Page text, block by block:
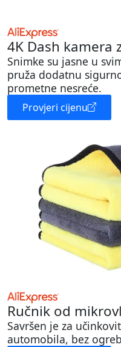
4K Dash kamera
Snimke su jasne u
pruža dodatnu
prometne nesreće.
Provjeri cijenu
Ručnik od
Savršen je za
automobila, bez